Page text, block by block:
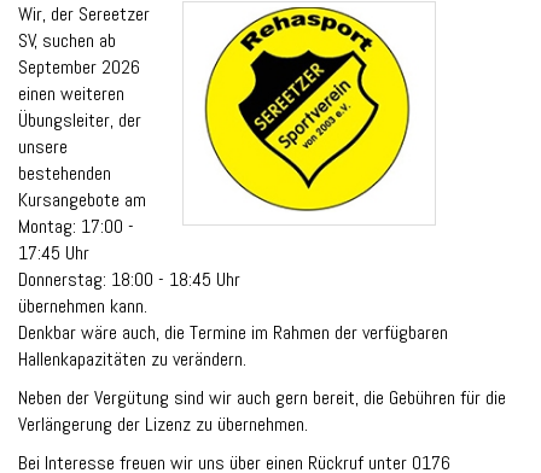
Wir, der Sereetzer
SV, suchen ab
September 2026
einen weiteren
Übungsleiter, der
unsere
bestehenden
Kursangebote am
Montag: 17:00 -
17:45 Uhr
Donnerstag: 18:00 - 18:45 Uhr
übernehmen kann.
Denkbar wäre auch, die Termine im Rahmen der verfügbaren
Hallenkapazitäten zu verändern.
Neben der Vergütung sind wir auch gern bereit, die Gebühren für die
Verlängerung der Lizenz zu übernehmen.
Bei Interesse freuen wir uns über einen Rückruf unter 0176